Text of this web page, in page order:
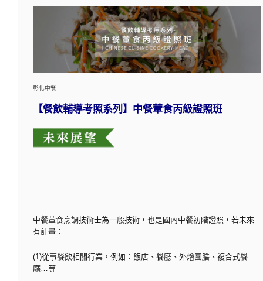
彰化中餐
【餐飲輔導考照系列】中餐葷食丙級證照班
中餐葷食烹調技術士為一般技術，也是國內中餐初階證照，若未來
有計畫：
(1)從事餐飲相關行業，例如：飯店、餐廳、外燴團膳、複合式餐
廳…等